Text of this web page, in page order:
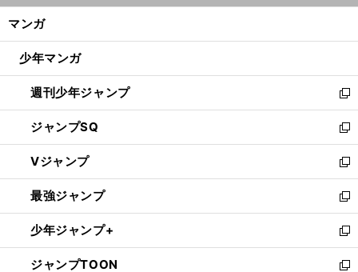
ン
ウ
開
く
マンガ
少年マンガ
週刊少年ジャンプ
新
し
い
ウ
ィ
ン
ド
ウ
で
開
く
ジャンプSQ
新
し
い
ウ
ィ
ン
ド
ウ
で
Vジャンプ
新
し
い
ウ
ィ
ン
ド
最強ジャンプ
新
し
い
ウ
ィ
少年ジャンプ+
新
し
い
ジャンプTOON
新